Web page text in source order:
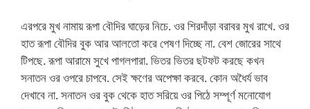
এরপরে মুখ নামায় রূপা বৌদির ঘাড়ের নিচে. ওর শিরদাঁড়া বরাবর মুখ রাখে. ওর
হাত রূপা বৌদির বুক আর আলতো করে পেষণ দিচ্ছে না. বেশ জোরের সাথে
টিপছে. রূপা আরামে সুখে পাগলপারা. ভিতর ভিতর ছটফট করছে কখন
সনাতন ওর ওপরে চাপবে. সেই ক্ষণের অপেক্ষা করবে. কোন অধৈর্য ভাব
দেখাবে না. সনাতন ওর বুক থেকে হাত সরিয়ে ওর পিঠে সম্পূর্ণ মনোযোগ